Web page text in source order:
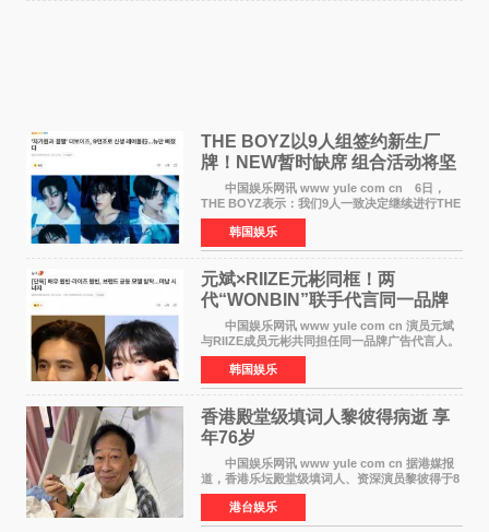
THE BOYZ以9人组签约新生厂
牌！NEW暂时缺席 组合活动将坚
定不移继续
中国娱乐网讯 www yule com cn 6日，
THE BOYZ表示：我们9人一致决定继续进行THE
BOYZ组合活动，并且已经完成了组合团体活动
签约。目前正在新生厂牌下进行活动准备。尚未
离开THE BOYZ原所
韩国娱乐
元斌×RIIZE元彬同框！两
代“WONBIN”联手代言同一品牌
颜值天花板合体
中国娱乐网讯 www yule com cn 演员元斌
与RIIZE成员元彬共同担任同一品牌广告代言人。
6日据独家报道，继演员元斌之后，RIIZE元彬最
近也被选为某在线中介平台A公司的共同广告代言
人，两人将作
韩国娱乐
香港殿堂级填词人黎彼得病逝 享
年76岁​
中国娱乐网讯 www yule com cn 据港媒报
道，香港乐坛殿堂级填词人、资深演员黎彼得于8
月5日上午因病离世，终年76岁。好友钟志光透
露，黎彼得今年3月中风后便卧床休养，身体机能
持续衰退，最
港台娱乐